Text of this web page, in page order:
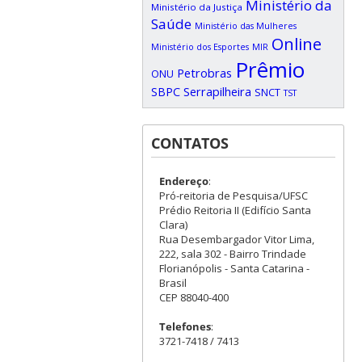
Ministério da Justiça Ministério da
Saúde Ministério das Mulheres
Ministério dos Esportes MIR Online
ONU Petrobras Prêmio
SBPC Serrapilheira SNCT TST
CONTATOS
Endereço:
Pró-reitoria de Pesquisa/UFSC
Prédio Reitoria II (Edifício Santa
Clara)
Rua Desembargador Vitor Lima,
222, sala 302 - Bairro Trindade
Florianópolis - Santa Catarina -
Brasil
CEP 88040-400
Telefones:
3721-7418 / 7413